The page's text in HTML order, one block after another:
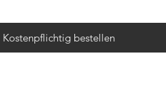
Kostenpflichtig bestellen